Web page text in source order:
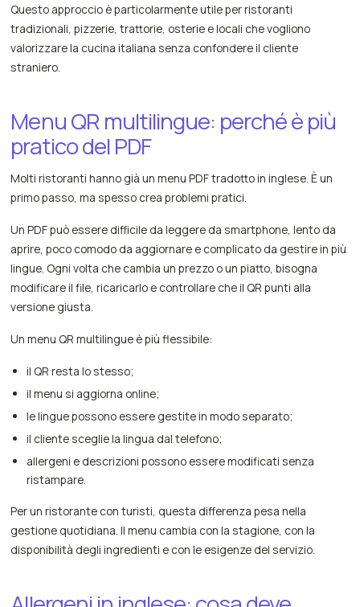
Questo approccio è particolarmente utile per ristoranti
tradizionali, pizzerie, trattorie, osterie e locali che vogliono
valorizzare la cucina italiana senza confondere il cliente
straniero.
Menu QR multilingue: perché è più
pratico del PDF
Molti ristoranti hanno già un menu PDF tradotto in inglese. È un
primo passo, ma spesso crea problemi pratici.
Un PDF può essere difficile da leggere da smartphone, lento da
aprire, poco comodo da aggiornare e complicato da gestire in più
lingue. Ogni volta che cambia un prezzo o un piatto, bisogna
modificare il file, ricaricarlo e controllare che il QR punti alla
versione giusta.
Un menu QR multilingue è più flessibile:
il QR resta lo stesso;
il menu si aggiorna online;
le lingue possono essere gestite in modo separato;
il cliente sceglie la lingua dal telefono;
allergeni e descrizioni possono essere modificati senza
ristampare.
Per un ristorante con turisti, questa differenza pesa nella
gestione quotidiana. Il menu cambia con la stagione, con la
disponibilità degli ingredienti e con le esigenze del servizio.